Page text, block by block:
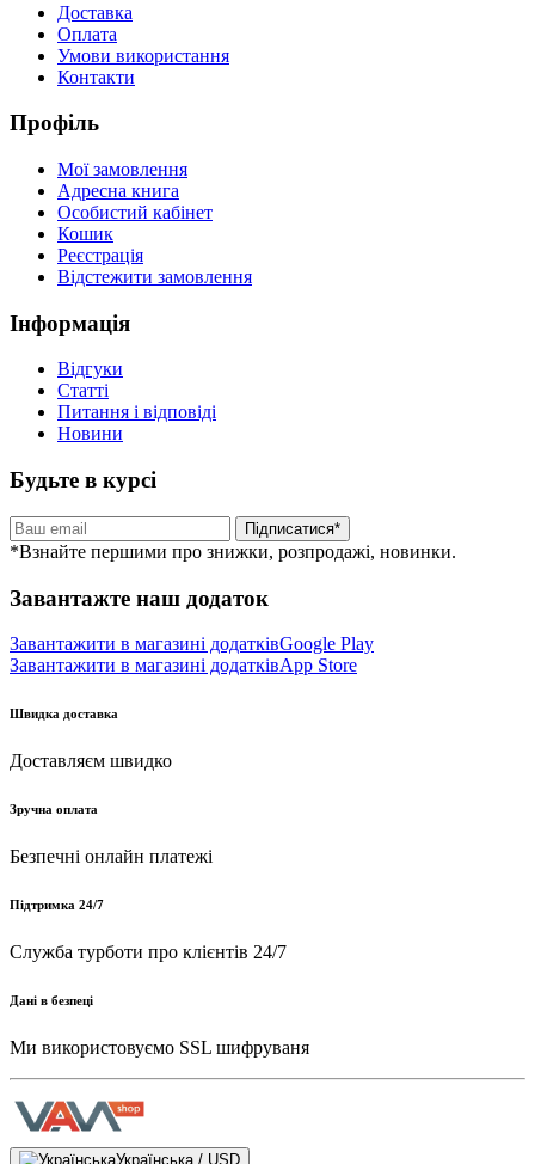
Доставка
Оплата
Умови використання
Контакти
Профіль
Мої замовлення
Адресна книга
Особистий кабінет
Кошик
Реєстрація
Відстежити замовлення
Інформація
Відгуки
Статті
Питання і відповіді
Новини
Будьте в курсі
Підписатися*
*Взнайте першими про знижки, розпродажі, новинки.
Завантажте наш додаток
Завантажити в магазині додатківGoogle Play
Завантажити в магазині додатківApp Store
Швидка доставка
Доставляєм швидко
Зручна оплата
Безпечні онлайн платежі
Підтримка 24/7
Служба турботи про клієнтів 24/7
Дані в безпеці
Ми використовуємо SSL шифруваня
Українська / USD